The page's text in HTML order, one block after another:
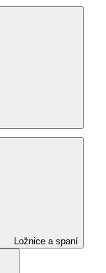
Ložnice a spaní